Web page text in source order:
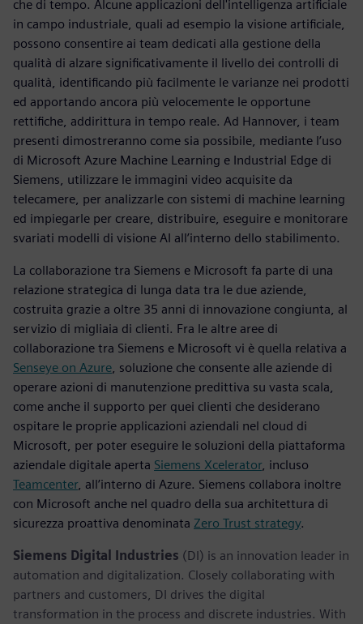
che di tempo. Alcune applicazioni dell'intelligenza artificiale
in campo industriale, quali ad esempio la visione artificiale,
possono consentire ai team dedicati alla gestione della
qualità di alzare significativamente il livello dei controlli di
qualità, identificando più facilmente le varianze nei prodotti
ed apportando ancora più velocemente le opportune
rettifiche, addirittura in tempo reale. Ad Hannover, i team
presenti dimostreranno come sia possibile, mediante l’uso
di Microsoft Azure Machine Learning e Industrial Edge di
Siemens, utilizzare le immagini video acquisite da
telecamere, per analizzarle con sistemi di machine learning
ed impiegarle per creare, distribuire, eseguire e monitorare
svariati modelli di visione AI all’interno dello stabilimento.
La collaborazione tra Siemens e Microsoft fa parte di una
relazione strategica di lunga data tra le due aziende,
costruita grazie a oltre 35 anni di innovazione congiunta, al
servizio di migliaia di clienti. Fra le altre aree di
collaborazione tra Siemens e Microsoft vi è quella relativa a
Senseye on Azure , soluzione che consente alle aziende di
operare azioni di manutenzione predittiva su vasta scala,
come anche il supporto per quei clienti che desiderano
ospitare le proprie applicazioni aziendali nel cloud di
Microsoft, per poter eseguire le soluzioni della piattaforma
aziendale digitale aperta Siemens Xcelerator, incluso
Teamcenter, all’interno di Azure. Siemens collabora inoltre
con Microsoft anche nel quadro della sua architettura di
sicurezza proattiva denominata Zero Trust strategy.
Siemens Digital Industries (DI) is an innovation leader in
automation and digitalization. Closely collaborating with
partners and customers, DI drives the digital
transformation in the process and discrete industries. With